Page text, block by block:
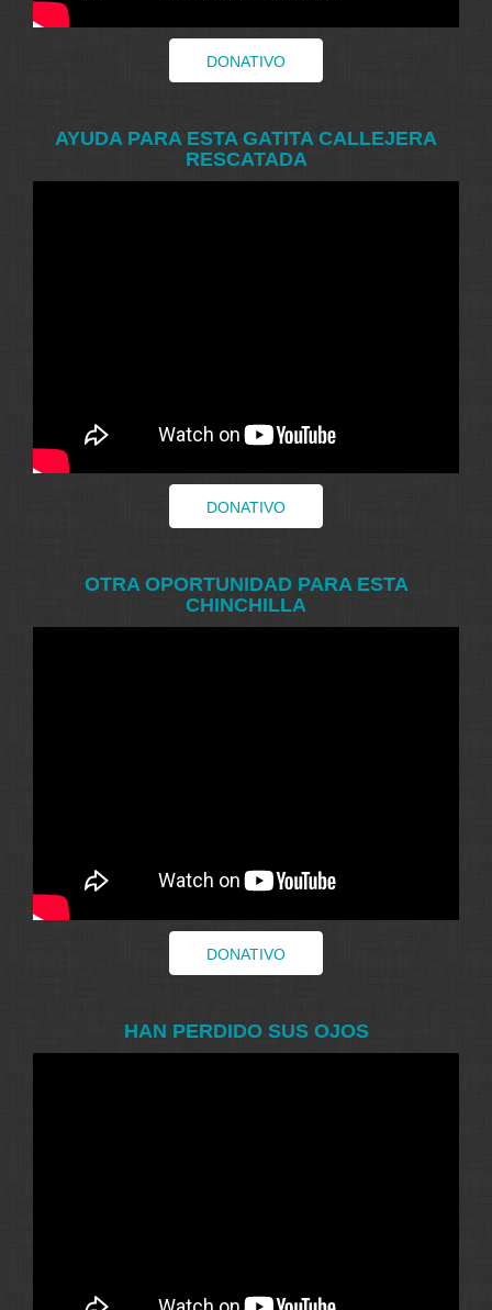
DONATIVO
AYUDA PARA ESTA GATITA CALLEJERA
RESCATADA
DONATIVO
OTRA OPORTUNIDAD PARA ESTA
CHINCHILLA
DONATIVO
HAN PERDIDO SUS OJOS